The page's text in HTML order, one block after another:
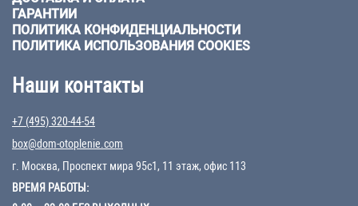
ГАРАНТИИ
ПОЛИТИКА КОНФИДЕНЦИАЛЬНОСТИ
ПОЛИТИКА ИСПОЛЬЗОВАНИЯ COOKIES
Наши контакты
+7 (495) 320-44-54
box@dom-otoplenie.com
г. Москва, Проспект мира 95с1, 11 этаж, офис 113
ВРЕМЯ РАБОТЫ: